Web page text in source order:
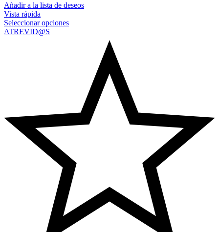
Añadir a la lista de deseos
Vista rápida
Seleccionar opciones
ATREVID@S